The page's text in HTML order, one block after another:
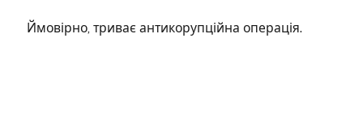
Ймовірно, триває антикорупційна операція.